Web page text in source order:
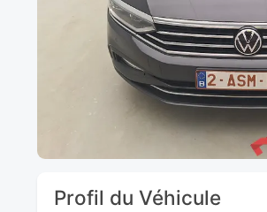
Profil du Véhicule